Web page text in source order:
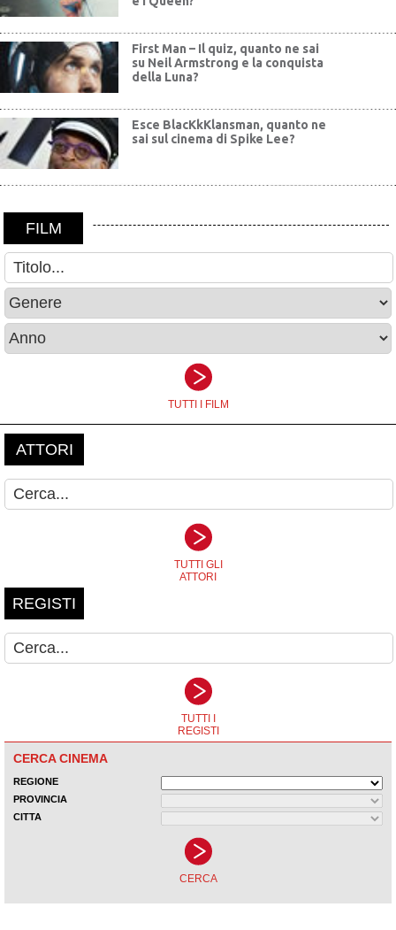
First Man – Il quiz, quanto ne sai
su Neil Armstrong e la conquista
della Luna?
Esce BlacKkKlansman, quanto ne
sai sul cinema di Spike Lee?